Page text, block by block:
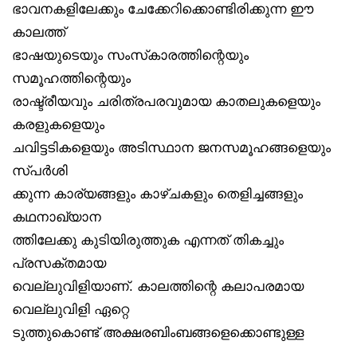
ഭാവനകളിലേക്കും ചേക്കേറിക്കൊണ്ടിരിക്കുന്ന ഈ
കാലത്ത്
ഭാഷയുടെയും സംസ്‌കാരത്തിന്റെയും
സമൂഹത്തിന്റെയും
രാഷ്ട്രീയവും ചരിത്രപരവുമായ കാതലുകളെയും
കരളുകളെയും
ചവിട്ടടികളെയും അടിസ്ഥാന ജനസമൂഹങ്ങളെയും
സ്പർശി
ക്കുന്ന കാര്യങ്ങളും കാഴ്ചകളും തെളിച്ചങ്ങളും
കഥനാഖ്യാന
ത്തിലേക്കു കുടിയിരുത്തുക എന്നത് തികച്ചും
പ്രസക്തമായ
വെല്ലുവിളിയാണ്. കാലത്തിന്റെ കലാപരമായ
വെല്ലുവിളി ഏറ്റെ
ടുത്തുകൊണ്ട് അക്ഷരബിംബങ്ങളെക്കൊണ്ടുള്ള